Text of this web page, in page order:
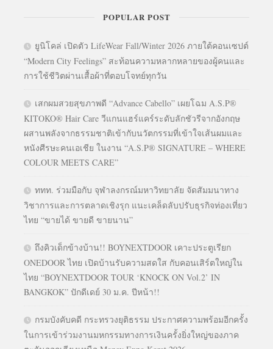
POPULAR POST
ยูนิโคล่ เปิดตัว LifeWear Fall/Winter 2026 ภายใต้คอนเซปต์
“Modern City Feelings” สะท้อนความหลากหลายของผู้คนและ
การใช้ชีวิตผ่านเสื้อผ้าที่ตอบโจทย์ทุกวัน
เสกผมสวยสุขภาพดี “Advance Cabello” เผยโฉม A.S.P®
KITOKO® Hair Care วีแกนแฮร์แคร์ระดับลักชัวรีจากอังกฤษ
ผสานพลังจากธรรมชาติเข้ากับนวัตกรรมที่เข้าใจเส้นผมและ
หนังศีรษะคนเอเชีย ในงาน “A.S.P® SIGNATURE – WHERE
COLOUR MEETS CARE”
ททท. ร่วมมือกับ จุฬาลงกรณ์มหาวิทยาลัย จัดสัมมนาทาง
วิชาการและการตลาดเชิงรุก แนะเคล็ดลับปรับธุรกิจท่องเที่ยว
ไทย “ขายได้ ขายดี ขายนาน”
ถึงคิวเด็กข้างบ้าน!! BOYNEXTDOOR เคาะประตูเรียก
ONEDOOR ไทย เปิดบ้านรับความสดใส กับคอนเสิร์ตใหญ่ใน
ไทย “BOYNEXTDOOR TOUR ‘KNOCK ON Vol.2’ IN
BANGKOK” ปักดีเดย์ 30 ม.ค. ปีหน้า!!
กรมบังคับคดี กระทรวงยุติธรรม ประกาศความพร้อมอีกครั้ง
ในการเข้าร่วมงานมหกรรมทางการเงินครั้งยิ่งใหญ่ของภาค